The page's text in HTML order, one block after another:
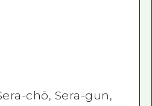
chō, Sera-gun,